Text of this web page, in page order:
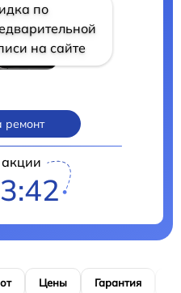
по
на сайте
ремонт
Цены Гарантия